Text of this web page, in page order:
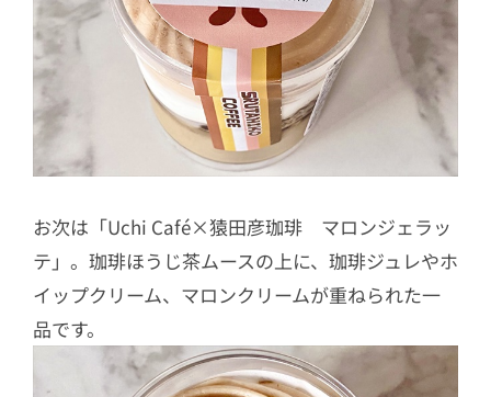
お次は「Uchi Café×猿田彦珈琲 マロンジェラッ
テ」。珈琲ほうじ茶ムースの上に、珈琲ジュレやホ
イップクリーム、マロンクリームが重ねられた一
品です。